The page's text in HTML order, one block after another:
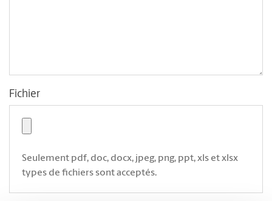
Fichier
Seulement pdf, doc, docx, jpeg, png, ppt, xls et xlsx
types de fichiers sont acceptés.